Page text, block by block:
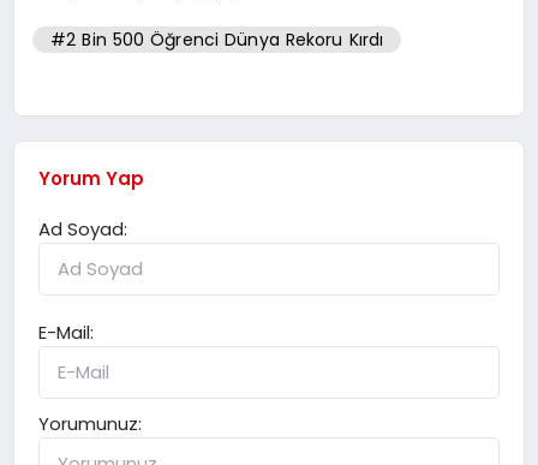
#2 Bin 500 Öğrenci Dünya Rekoru Kırdı
Yorum Yap
Ad Soyad:
E-Mail:
Yorumunuz: